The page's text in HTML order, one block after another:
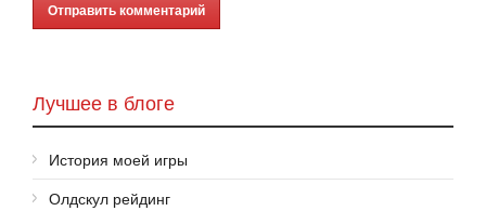
Лучшее в блоге
История моей игры
Олдскул рейдинг